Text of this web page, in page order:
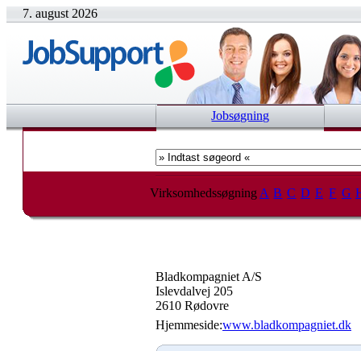
7. august 2026
Jobsøgning
Virksomhedssøgning A B C D E F G
Bladkompagniet A/S
Islevdalvej 205
2610 Rødovre
Hjemmeside:www.bladkompagniet.dk